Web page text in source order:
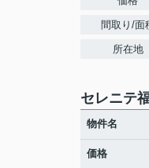
間取り/面
所在地
セレニテ
物件名
価格